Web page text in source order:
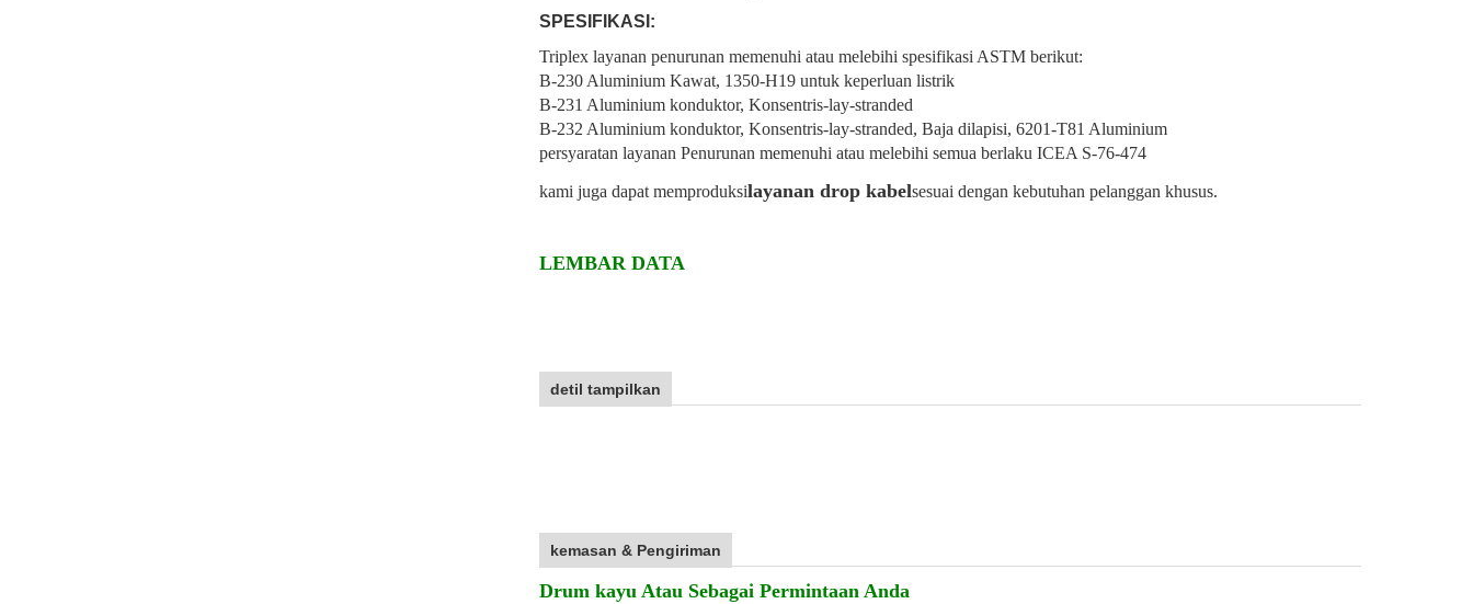
SPESIFIKASI:
Triplex layanan penurunan memenuhi atau melebihi spesifikasi ASTM berikut:
B-230 Aluminium Kawat, 1350-H19 untuk keperluan listrik
B-231 Aluminium konduktor, Konsentris-lay-stranded
B-232 Aluminium konduktor, Konsentris-lay-stranded, Baja dilapisi, 6201-T81 Aluminium
persyaratan layanan Penurunan memenuhi atau melebihi semua berlaku ICEA S-76-474
kami juga dapat memproduksilayanan drop kabelsesuai dengan kebutuhan pelanggan khusus.
LEMBAR DATA
detil tampilkan
kemasan & Pengiriman
Drum kayu Atau Sebagai Permintaan Anda